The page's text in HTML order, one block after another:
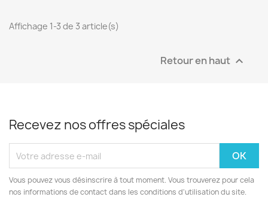
Affichage 1-3 de 3 article(s)
Retour en haut 
Recevez nos offres spéciales
Vous pouvez vous désinscrire à tout moment. Vous trouverez pour cela
nos informations de contact dans les conditions d'utilisation du site.